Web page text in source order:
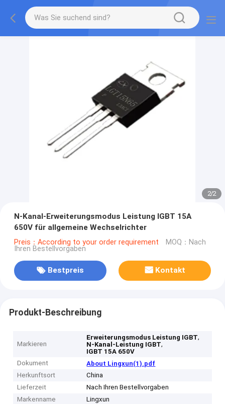
2/2
N-Kanal-Erweiterungsmodus Leistung IGBT 15A
650V für allgemeine Wechselrichter
Preis：According to your order requirement MOQ：Nach
Ihren Bestellvorgaben
Bestpreis Kontakt
Produkt-Beschreibung
Markieren
Erweiterungsmodus Leistung IGBT,
N-Kanal-Leistung IGBT,
IGBT 15A 650V
Dokument
About Lingxun(1).pdf
Herkunftsort
China
Lieferzeit
Nach Ihren Bestellvorgaben
Markenname
Lingxun